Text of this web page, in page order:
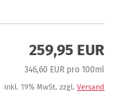
259,95 EUR
346,60 EUR pro 100ml
inkl. 19% MwSt. zzgl. Versand